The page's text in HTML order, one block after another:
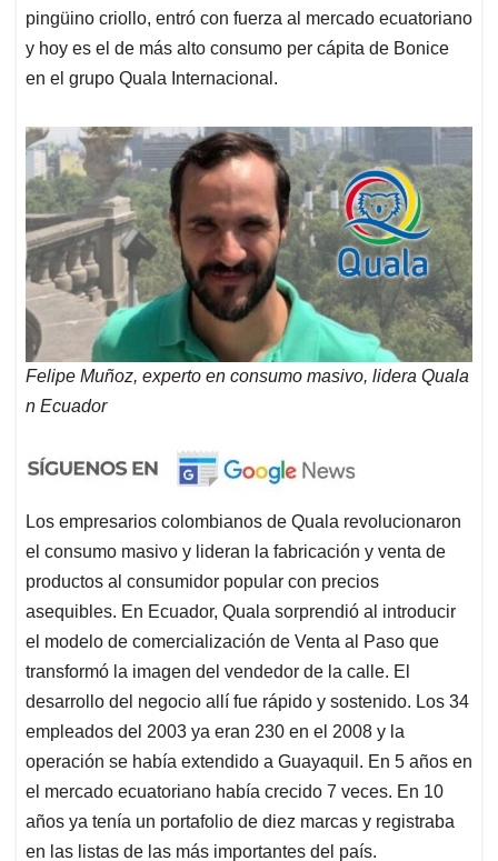
pingüino criollo, entró con fuerza al mercado ecuatoriano
y hoy es el de más alto consumo per cápita de Bonice
en el grupo Quala Internacional.
Felipe Muñoz, experto en consumo masivo, lidera Quala
n Ecuador
Los empresarios colombianos de Quala revolucionaron
el consumo masivo y lideran la fabricación y venta de
productos al consumidor popular con precios
asequibles. En Ecuador, Quala sorprendió al introducir
el modelo de comercialización de Venta al Paso que
transformó la imagen del vendedor de la calle. El
desarrollo del negocio allí fue rápido y sostenido. Los 34
empleados del 2003 ya eran 230 en el 2008 y la
operación se había extendido a Guayaquil. En 5 años en
el mercado ecuatoriano había crecido 7 veces. En 10
años ya tenía un portafolio de diez marcas y registraba
en las listas de las más importantes del país.